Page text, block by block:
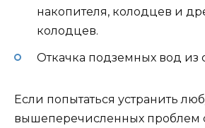
накопителя, колодцев и
колодцев.
Откачка подземных вод из
Если попытаться устранить
вышеперечисленных